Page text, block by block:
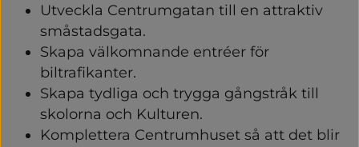
Utveckla Centrumgatan till en attraktiv
småstadsgata.
Skapa välkomnande entréer för
biltrafikanter.
Skapa tydliga och trygga gångstråk till
skolorna och Kulturen.
Komplettera Centrumhuset så att det blir